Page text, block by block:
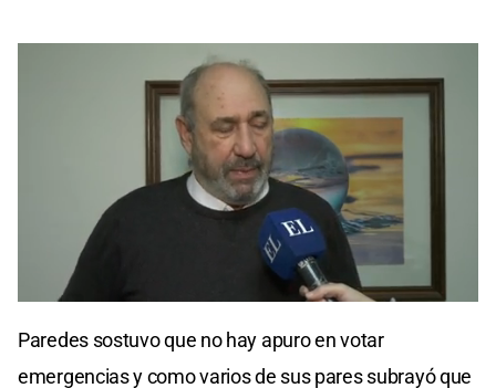
of
seconds
Paredes sostuvo que no hay apuro en votar
emergencias y como varios de sus pares subrayó que